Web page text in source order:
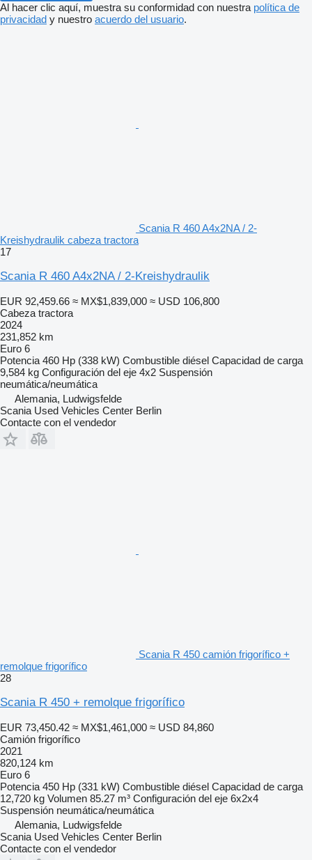
Al hacer clic aquí, muestra su conformidad con nuestra política de
privacidad y nuestro acuerdo del usuario.
Scania R 460 A4x2NA / 2-
Kreishydraulik cabeza tractora
17
Scania R 460 A4x2NA / 2-Kreishydraulik
EUR 92,459.66 ≈ MX$1,839,000 ≈ USD 106,800
Cabeza tractora
2024
231,852 km
Euro 6
Potencia 460 Hp (338 kW) Combustible diésel Capacidad de carga
9,584 kg Configuración del eje 4x2 Suspensión
neumática/neumática
Alemania, Ludwigsfelde
Scania Used Vehicles Center Berlin
Contacte con el vendedor
Scania R 450 camión frigorífico +
remolque frigorífico
28
Scania R 450 + remolque frigorífico
EUR 73,450.42 ≈ MX$1,461,000 ≈ USD 84,860
Camión frigorífico
2021
820,124 km
Euro 6
Potencia 450 Hp (331 kW) Combustible diésel Capacidad de carga
12,720 kg Volumen 85.27 m³ Configuración del eje 6x2x4
Suspensión neumática/neumática
Alemania, Ludwigsfelde
Scania Used Vehicles Center Berlin
Contacte con el vendedor